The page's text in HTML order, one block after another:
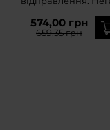
574,00 грн
659,35 грн